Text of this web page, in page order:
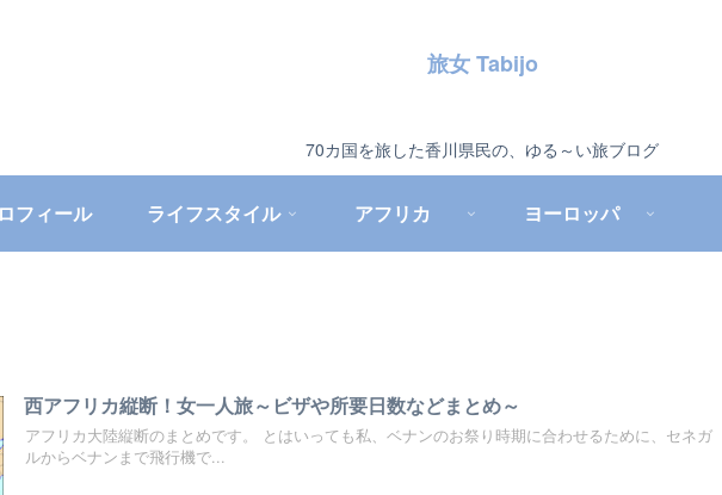
旅女 Tabijo
70カ国を旅した香川県民の、ゆる～い旅ブログ
フィール ライフスタイル アフリカ ヨーロッパ
西アフリカ縦断！女一人旅～ビザや所要日数などまとめ～
アフリカ大陸縦断のまとめです。 とはいっても私、ベナンのお祭り時期に合わせるために、セネガ
ルからベナンまで飛行機で...